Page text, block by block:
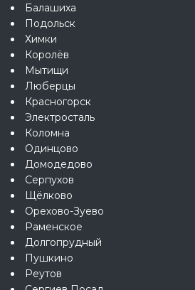
Балашиха
Подольск
Химки
Королёв
Мытищи
Люберцы
Красногорск
Электросталь
Коломна
Одинцово
Домодедово
Серпухов
Щёлково
Орехово-Зуево
Раменское
Долгопрудный
Пушкино
Реутов